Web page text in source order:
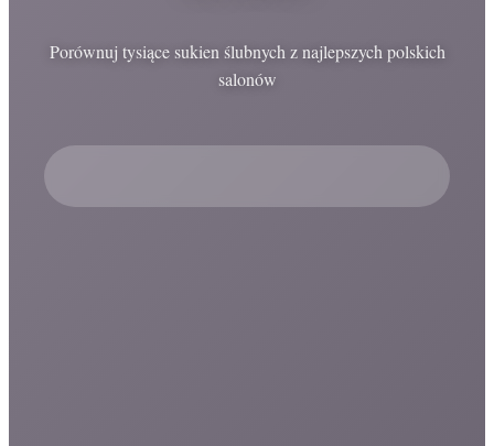
Porównuj tysiące sukien ślubnych z najlepszych polskich
salonów